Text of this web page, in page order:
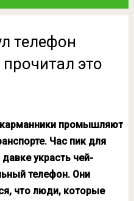
телефон
это
карманники промышляют
Час пик для
украсть чей-
телефон. Они
что люди, которые